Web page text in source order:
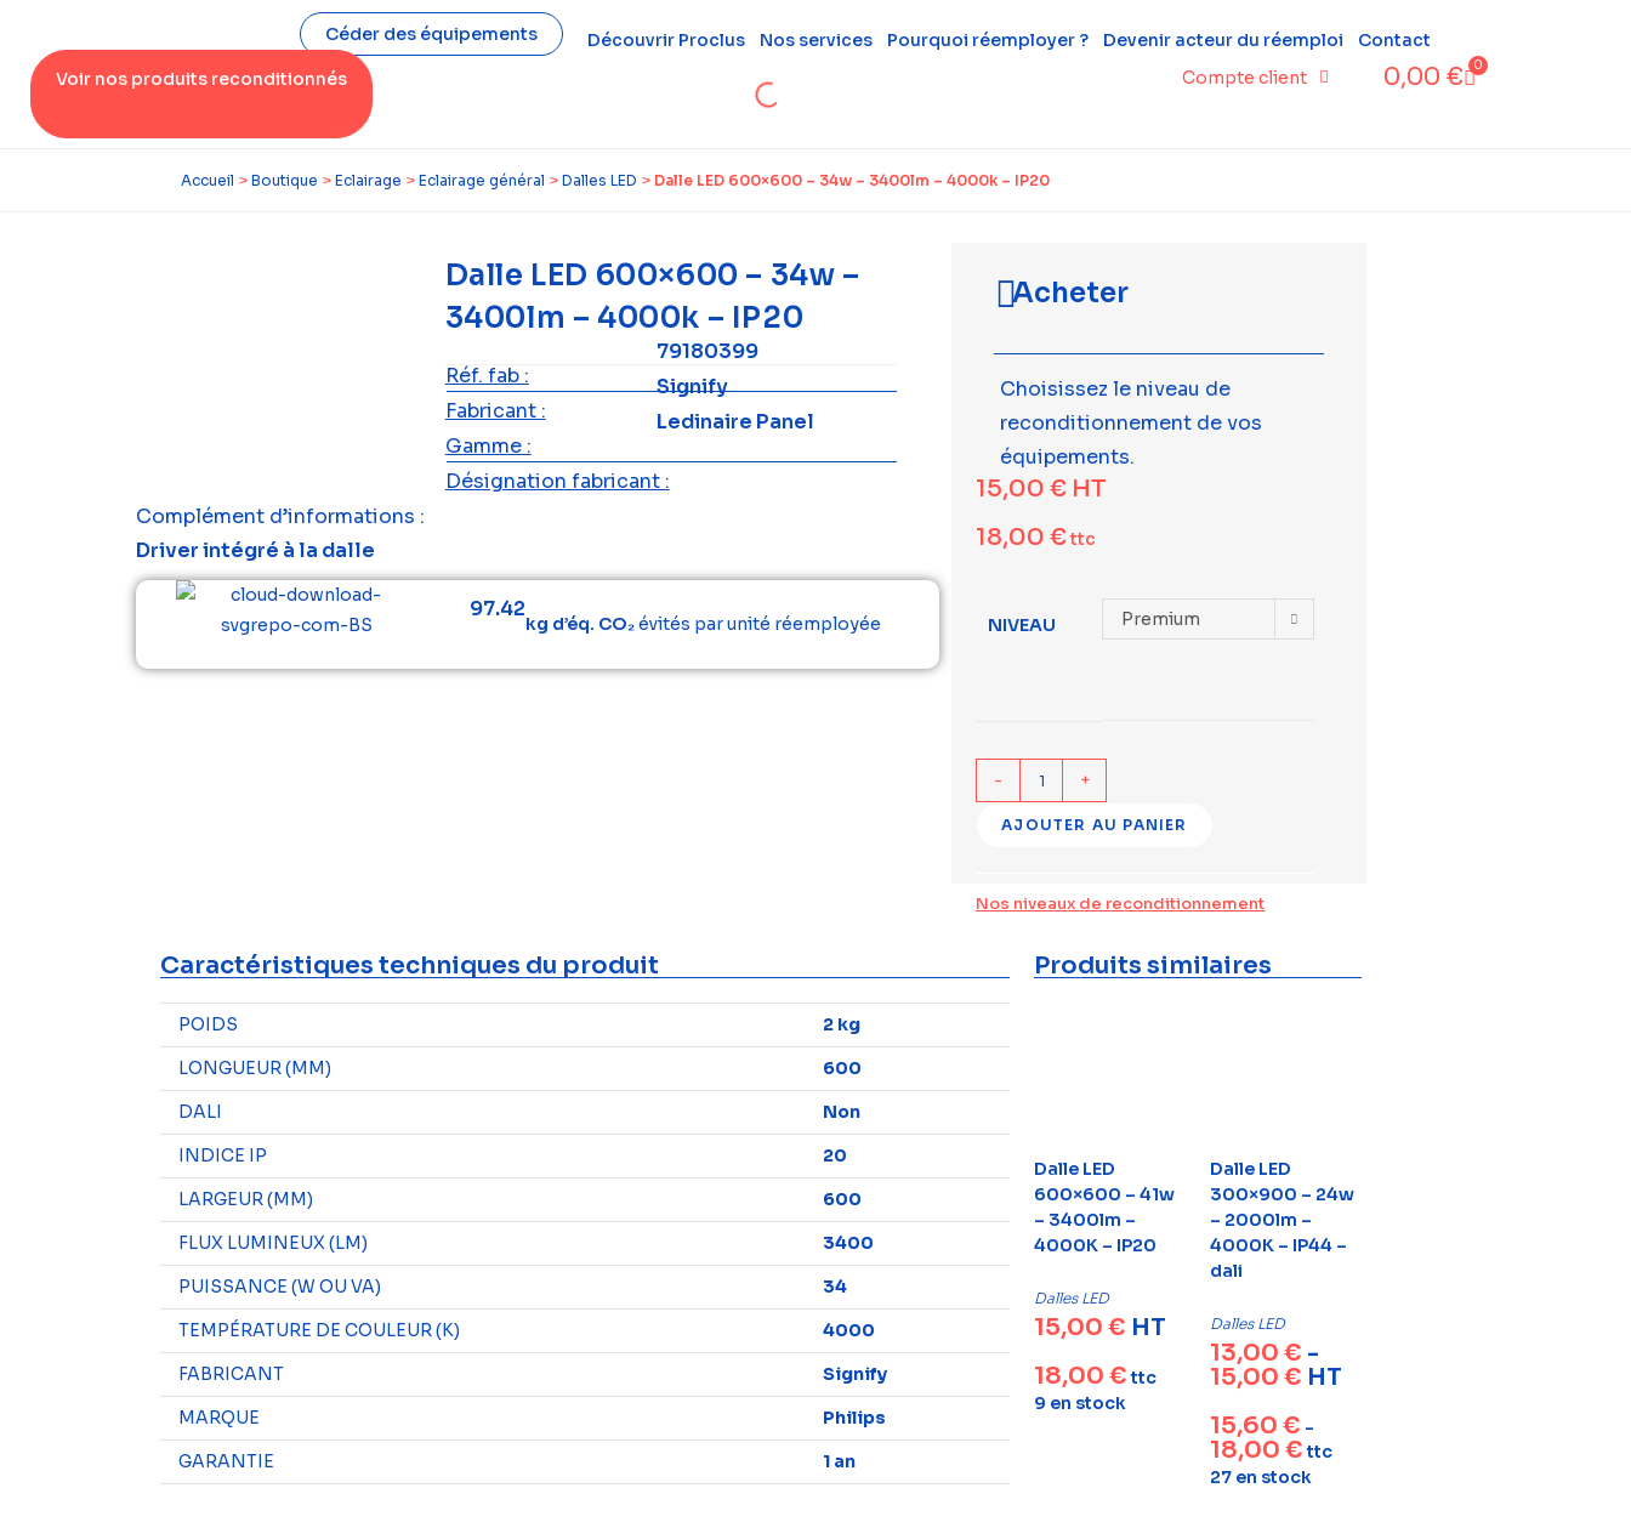
Céder des équipements Découvrir Proclus Nos services Pourquoi réemployer ? Devenir acteur du réemploi
Contact
Voir nos produits reconditionnés
Compte client 0,00 € 0
Accueil > Boutique > Eclairage > Eclairage général > Dalles LED > Dalle LED 600×600 – 34w – 3400lm – 4000k – IP20
Dalle LED 600×600 – 34w –
3400lm – 4000k – IP20
Réf. fab :
79180399
Fabricant :
Signify
Gamme :
Ledinaire Panel
Désignation fabricant :
Complément d’informations :
Driver intégré à la dalle
97.42
kg d’éq. CO₂évités par unité réemployée
Acheter
Choisissez le niveau de
reconditionnement de vos
équipements.
15,00€ HT
18,00€ttc
NIVEAU Premium
- +
AJOUTER AU PANIER
Nos niveaux de reconditionnement
Caractéristiques techniques du produit
POIDS
2 kg
LONGUEUR (MM)
600
DALI
Non
INDICE IP
20
LARGEUR (MM)
600
FLUX LUMINEUX (LM)
3400
PUISSANCE (W OU VA)
34
TEMPÉRATURE DE COULEUR (K)
4000
FABRICANT
Signify
MARQUE
Philips
GARANTIE
1 an
Produits similaires
Dalle LED
600×600 – 41w
– 3400lm –
4000K – IP20
Dalles LED
15,00 € HT
18,00 €ttc
9 en stock
Dalle LED
300×900 – 24w
– 2000lm –
4000K – IP44 –
dali
Dalles LED
13,00 € -
15,00 € HT
15,60 € -
18,00 €ttc
27 en stock